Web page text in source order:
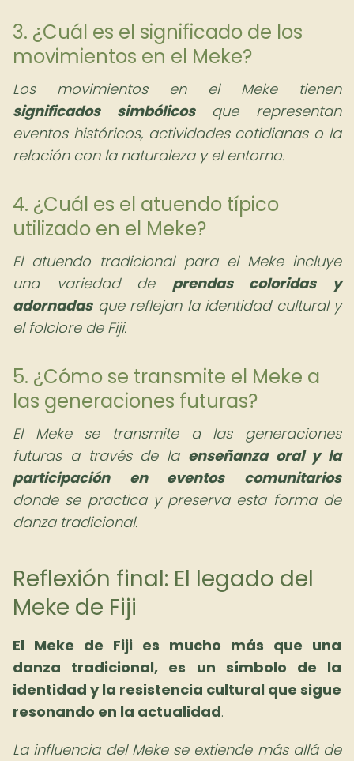
3. ¿Cuál es el significado de los
movimientos en el Meke?
Los movimientos en el Meke tienen
significados simbólicosque representan
eventos históricos, actividades cotidianas o la
relación con la naturaleza y el entorno.
4. ¿Cuál es el atuendo típico
utilizado en el Meke?
El atuendo tradicional para el Meke incluye
una variedad de prendas coloridas y
adornadasque reflejan la identidad cultural y
el folclore de Fiji.
5. ¿Cómo se transmite el Meke a
las generaciones futuras?
El Meke se transmite a las generaciones
futuras a través de la enseñanza oral y la
participación en eventos comunitarios
donde se practica y preserva esta forma de
danza tradicional.
Reflexión final: El legado del
Meke de Fiji
El Meke de Fiji es mucho más que una
danza tradicional, es un símbolo de la
identidad y la resistencia cultural que sigue
resonando en la actualidad.
La influencia del Meke se extiende más allá de